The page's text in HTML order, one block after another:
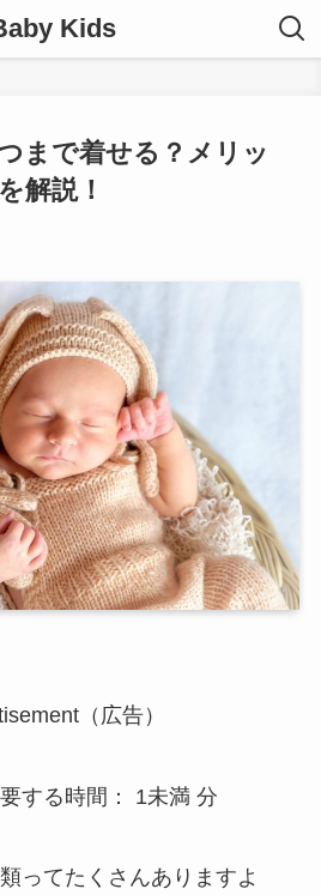
Kids
まで着せる？メリッ
解説！
（広告）
する時間： 1未満 分
ってたくさんありますよ